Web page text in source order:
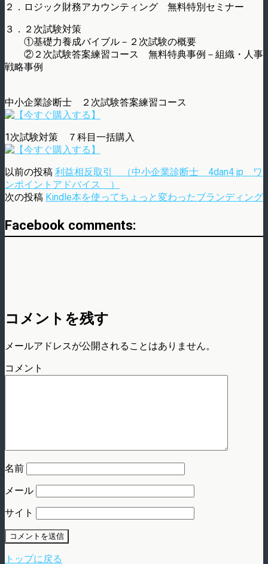
２．ロジック財務アカウンティング 無料特別セミナー
３．２次試験対策
①基礎力養成バイブル－２次試験の概要
②２次試験答案練習コース 無料特典事例－組織・人事
戦略事例
中小企業診断士 ２次試験答案練習コース
1次試験対策 ７科目一括購入
以前の投稿 利益相反取引 （中小企業診断士 4dan4 jp ワ
ンポイントアドバイス ）
次の投稿 Kindle本を使ってちょっと変わったブランディング
Facebook comments:
コメントを残す
メールアドレスが公開されることはありません。
コメント
名前
メール
サイト
トップに戻る